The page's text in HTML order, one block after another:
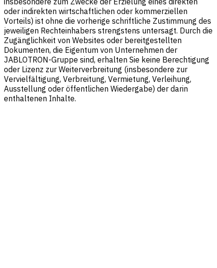
oder indirekten wirtschaftlichen oder kommerziellen
Vorteils) ist ohne die vorherige schriftliche Zustimmung des
jeweiligen Rechteinhabers strengstens untersagt. Durch die
Zugänglichkeit von Websites oder bereitgestellten
Dokumenten, die Eigentum von Unternehmen der
JABLOTRON-Gruppe sind, erhalten Sie keine Berechtigung
oder Lizenz zur Weiterverbreitung (insbesondere zur
Vervielfältigung, Verbreitung, Vermietung, Verleihung,
Ausstellung oder öffentlichen Wiedergabe) der darin
enthaltenen Inhalte.